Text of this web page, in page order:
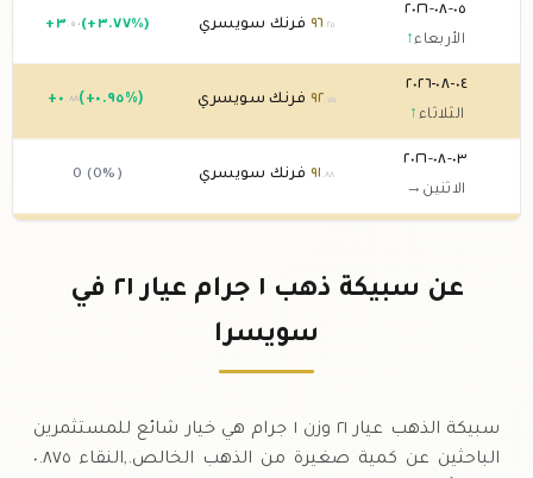
٠٥-٠٨-٢٠٢٦
الأربعاء↑
٩٦ .٢٥ فرنك سويسري + ٣ .٥٠ (+٣.٧٧%)
٠٤-٠٨-٢٠٢٦
الثلاثاء ↑
٩٢ .٧٥ فرنك سويسري +٠ .٨٨ (+٠.٩٥%)
٠٣-٠٨-٢٠٢٦
الاثنين →
٩١ .٨٨ فرنك سويسري 0 (0%)
٩١ فرنك سويسري
عن سبيكة ذهب ١ جرام عيار ٢١ في
سويسرا
سبيكة الذهب عيار ٢١ وزن ١ جرام هي خيار شائع للمستثمرين
الباحثين عن كمية صغيرة من الذهب الخالص.,النقاء ٠.٨٧٥